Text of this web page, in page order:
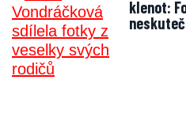
klenot: